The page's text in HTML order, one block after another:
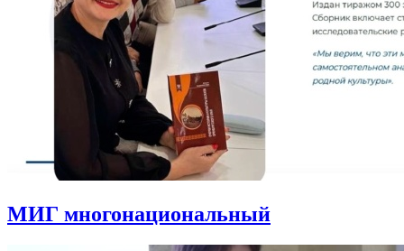
МИГ многонациональный